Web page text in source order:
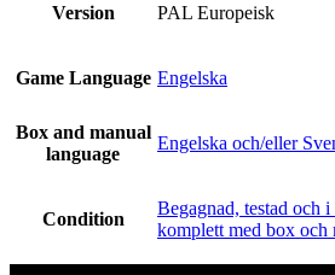
Version PAL Europeisk
Game Language Engelska
Box and manual
language
Engelska och/eller
Condition
Begagnad, testad och
komplett med box och